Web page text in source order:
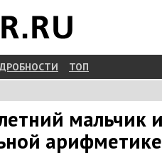
ТОП
мальчик
арифметике